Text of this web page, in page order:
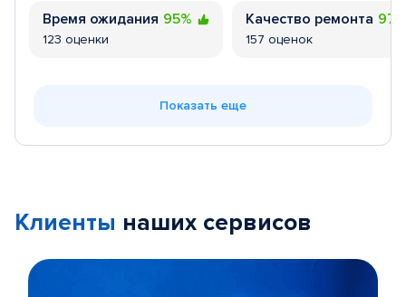
Время ожидания 95%
123 оценки
Качество ремонта
157 оценок
Показать еще
Клиенты наших сервисов